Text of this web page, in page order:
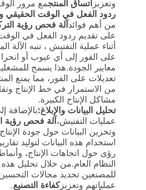
وتعزيز اتساق المنتجمع مرور
ردود الفعل في الوقت الحقيقي
من أهم فوائد آلة فحص رؤية
على تقديم ردود الفعل في
أثناء عملية التفتيش ، تنبه الآلة
على الفور إلى أي عيوب أو
معايير الجودة.هذا يسمح
تعديلات على الفور، مما يمنع
من الاستمرار في خط الإنتاج
مشاكل الإنتاج الكبيرة.
تحليل البيانات والإبلاغ:بالإضافة
عمليات التفتيش، آلة فحص رؤية
وتخزين البيانات حول جودة
استخدام هذه البيانات لتوليد
رؤى حول اتجاهات الإنتاج،
النظام العام.من خلال تحليل هذه
للمصنعين تحديد مجالات
عملياتهم وتعزيزكفاءة التصنيع.